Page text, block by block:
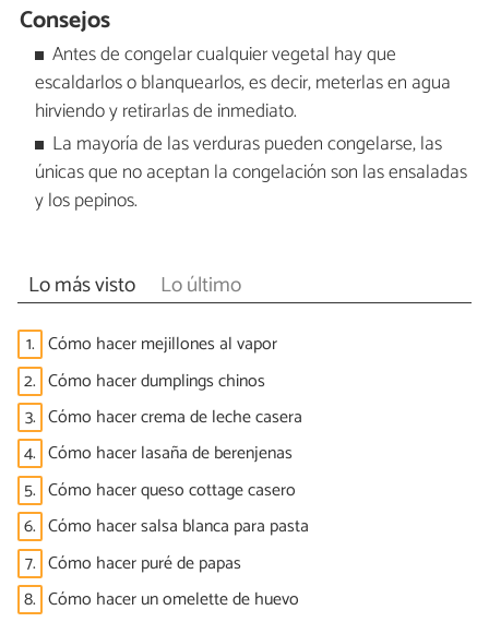
Consejos
Antes de congelar cualquier vegetal hay que
escaldarlos o blanquearlos, es decir, meterlas en agua
hirviendo y retirarlas de inmediato.
La mayoría de las verduras pueden congelarse, las
únicas que no aceptan la congelación son las ensaladas
y los pepinos.
Lo más visto Lo último
1. Cómo hacer mejillones al vapor
2. Cómo hacer dumplings chinos
3. Cómo hacer crema de leche casera
4. Cómo hacer lasaña de berenjenas
5. Cómo hacer queso cottage casero
6. Cómo hacer salsa blanca para pasta
7. Cómo hacer puré de papas
8. Cómo hacer un omelette de huevo